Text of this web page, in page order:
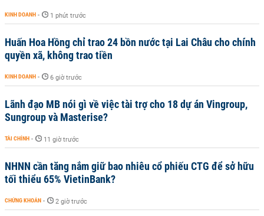
KINH DOANH - 1 phút trước
Huấn Hoa Hồng chỉ trao 24 bồn nước tại Lai Châu cho chính
quyền xã, không trao tiền
KINH DOANH - 6 giờ trước
Lãnh đạo MB nói gì về việc tài trợ cho 18 dự án Vingroup,
Sungroup và Masterise?
TÀI CHÍNH - 11 giờ trước
NHNN cần tăng nắm giữ bao nhiêu cổ phiếu CTG để sở hữu
tối thiểu 65% VietinBank?
CHỨNG KHOÁN - 2 giờ trước